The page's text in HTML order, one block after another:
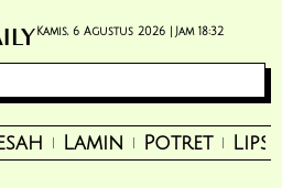
Kamis, 6 Agustus 2026 | Jam 18:32
Lamin Potret